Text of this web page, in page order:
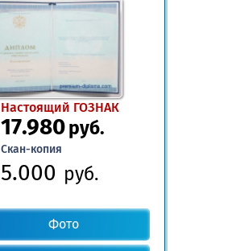
Настоящий ГОЗНАК
17.980руб.
Скан-копия
5.000 руб.
Фото